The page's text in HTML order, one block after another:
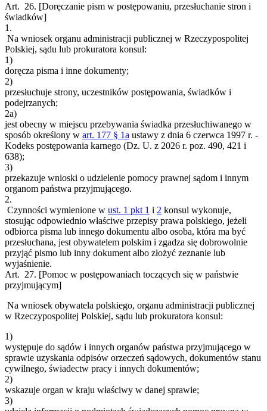
Art. 26. [Doręczanie pism w postępowaniu, przesłuchanie stron i
świadków]
1.
Na wniosek organu administracji publicznej w Rzeczypospolitej
Polskiej, sądu lub prokuratora konsul:
1)
doręcza pisma i inne dokumenty;
2)
przesłuchuje strony, uczestników postępowania, świadków i
podejrzanych;
2a)
jest obecny w miejscu przebywania świadka przesłuchiwanego w
sposób określony w art. 177 § 1a ustawy z dnia 6 czerwca 1997 r. -
Kodeks postępowania karnego (Dz. U. z 2026 r. poz. 490, 421 i
638);
3)
przekazuje wnioski o udzielenie pomocy prawnej sądom i innym
organom państwa przyjmującego.
2.
Czynności wymienione w ust. 1 pkt 1 i 2 konsul wykonuje,
stosując odpowiednio właściwe przepisy prawa polskiego, jeżeli
odbiorca pisma lub innego dokumentu albo osoba, która ma być
przesłuchana, jest obywatelem polskim i zgadza się dobrowolnie
przyjąć pismo lub inny dokument albo złożyć zeznanie lub
wyjaśnienie.
Art. 27. [Pomoc w postępowaniach toczących się w państwie
przyjmującym]
Na wniosek obywatela polskiego, organu administracji publicznej
w Rzeczypospolitej Polskiej, sądu lub prokuratora konsul:
1)
występuje do sądów i innych organów państwa przyjmującego w
sprawie uzyskania odpisów orzeczeń sądowych, dokumentów stanu
cywilnego, świadectw pracy i innych dokumentów;
2)
wskazuje organ w kraju właściwy w danej sprawie;
3)